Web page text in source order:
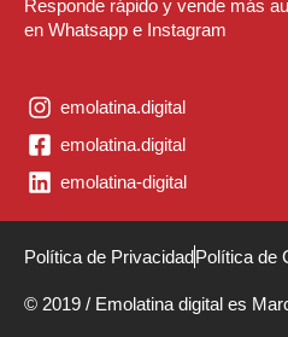
Responde rápido y vende más
en Whatsapp e Instagram
emolatina.digital
emolatina.digital
emolatina-digital
Política de PrivacidadPolítica de
© 2019 / Emolatina digital es